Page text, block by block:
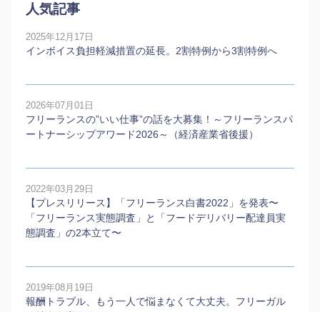
人気記事
2025年12月17日
インボイス負担軽減措置の延長。2割特例から3割特例へ
2026年07月01日
フリーランスの”いい仕事”の話を大募集！～フリーランスパ
ートナーシップアワード2026～（経済産業省後援）
2022年03月29日
【プレスリリース】「フリーランス白書2022」を発表〜
「フリーランス実態調査」と「フードデリバリー配達員実
態調査」の2本⽴て〜
2019年08月19日
報酬トラブル、もう一人で悩まなくて大丈夫。フリーガル